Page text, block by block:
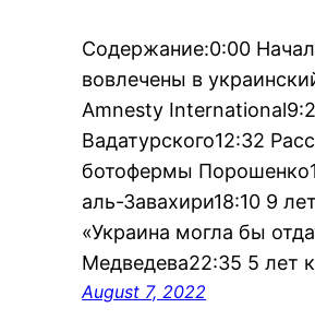
Содержание:0:00
вовлечены в
Amnesty
Вадатурского12:32
ботофермы
аль-Завахири18:10 9
«Украина могла бы
Медведева22:35 5 лет
August 7, 2022